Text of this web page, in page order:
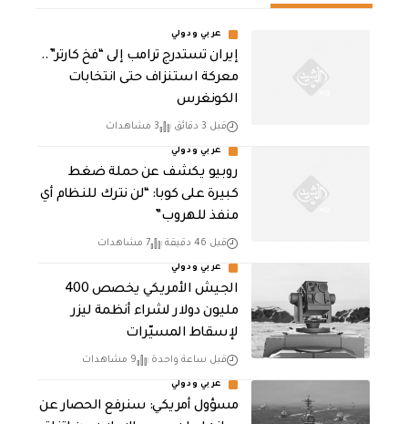
عربي ودولي
إيران تستدرج ترامب إلى “فخ كارتر”..
معركة استنزاف حتى انتخابات
الكونغرس
قبل 3 دقائق 3 مشاهدات
عربي ودولي
روبيو يكشف عن حملة ضغط
كبيرة على كوبا: “لن نترك للنظام أي
منفذ للهروب”
قبل 46 دقيقة 7 مشاهدات
عربي ودولي
الجيش الأمريكي يخصص 400
مليون دولار لشراء أنظمة ليزر
لإسقاط المسيّرات
قبل ساعة واحدة 9 مشاهدات
عربي ودولي
مسؤول أمريكي: سنرفع الحصار عن